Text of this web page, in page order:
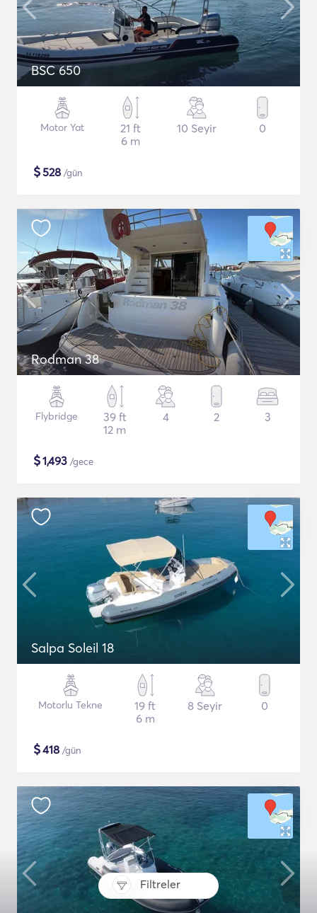
Filtreler
BSC 650
Motor Yat
21 ft
6 m
10 Seyir 0
$528 /gün
Rodman 38
Flybridge
39 ft
12 m
4 2 3
$1,493 /gece
Salpa Soleil 18
Motorlu Tekne
19 ft
6 m
8 Seyir 0
$418 /gün